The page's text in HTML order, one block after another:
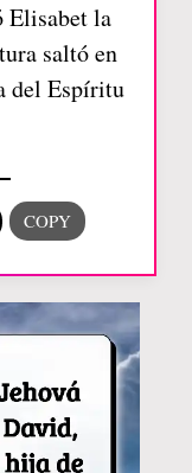
Elisabet la
saltó en
del Espíritu